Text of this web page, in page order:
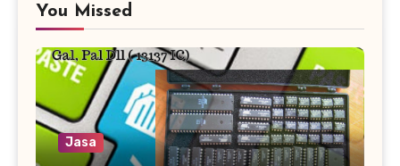
You Missed
Jasa